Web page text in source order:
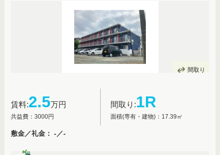
間取り
賃料:2.5万円
共益費：3000円
間取り:1R
面積(専有・建物)：17.39㎡
敷金／礼金： -／-